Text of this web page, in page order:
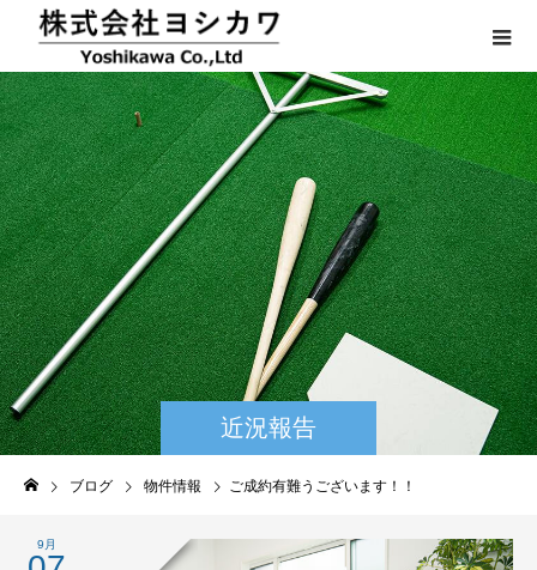
近況報告
ブログ 物件情報 ご成約有難うございます！！
9月